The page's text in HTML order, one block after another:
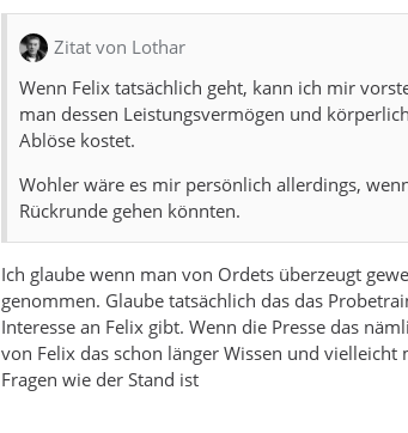
Zitat von Lothar
Wenn Felix tatsächlich geht, kann ich mir
man dessen Leistungsvermögen und
Ablöse kostet.
Wohler wäre es mir persönlich allerdings,
Rückrunde gehen könnten.
Ich glaube wenn man von Ordets überzeugt
genommen. Glaube tatsächlich das das
Interesse an Felix gibt. Wenn die Presse das
von Felix das schon länger Wissen und
Fragen wie der Stand ist